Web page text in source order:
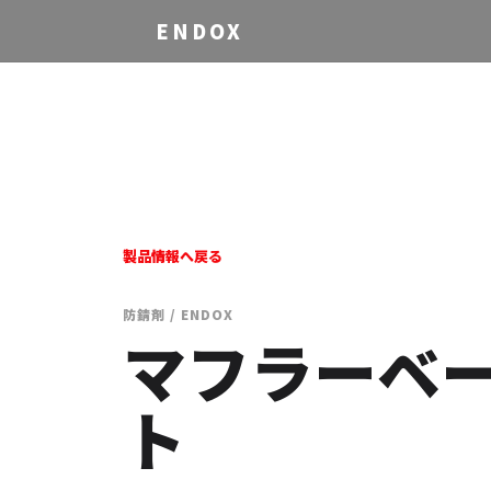
ENDOX
製品情報へ戻る
防錆剤 / ENDOX
マフラーベ
ト